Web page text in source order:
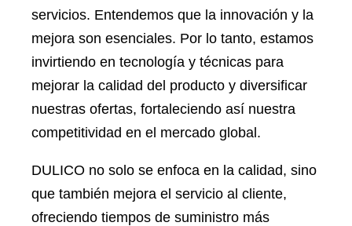
servicios. Entendemos que la innovación y la
mejora son esenciales. Por lo tanto, estamos
invirtiendo en tecnología y técnicas para
mejorar la calidad del producto y diversificar
nuestras ofertas, fortaleciendo así nuestra
competitividad en el mercado global.
DULICO no solo se enfoca en la calidad, sino
que también mejora el servicio al cliente,
ofreciendo tiempos de suministro más